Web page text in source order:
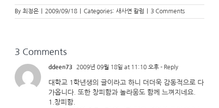
By 최정은 2009/09/18 Categories: 새사연 칼럼 3 Comments
3 Comments
ddeen73 2009년 09월 18일 at 11:10 오후 - Reply
대학교 1학년생의 글이라고 하니 더더욱 감동적으로 다
가옵니다. 또한 창피함과 놀라움도 함께 느껴지네요.
1.창피함.